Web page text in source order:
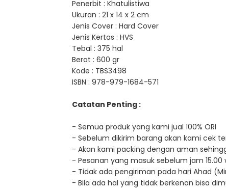
Penerbit : Khatulistiwa
Ukuran : 21 x 14 x 2 cm
Jenis Cover : Hard Cover
Jenis Kertas : HVS
Tebal : 375 hal
Berat : 600 gr
Kode : TBS3498
ISBN : 978-979-1684-571
Catatan Penting :
- Semua produk yang kami jual 100% ORI
- Sebelum dikirim barang akan kami cek
- Akan kami packing dengan aman
- Pesanan yang masuk sebelum jam 15.00
- Tidak ada pengiriman pada hari Ahad
- Bila ada hal yang tidak berkenan bisa